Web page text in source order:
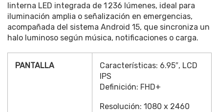
linterna LED integrada de 1 236 lúmenes, ideal para
iluminación amplia o señalización en emergencias,
acompañada del sistema Android 15, que sincroniza un
halo luminoso según música, notificaciones o carga.
PANTALLA
Características: 6.95″, LCD
IPS
Definición: FHD+
Resolución: 1080 x 2460